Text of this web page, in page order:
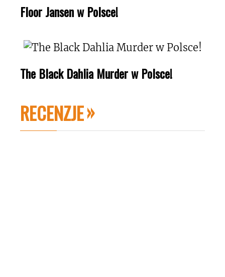
Floor Jansen w Polsce!
The Black Dahlia Murder w Polsce!
RECENZJE